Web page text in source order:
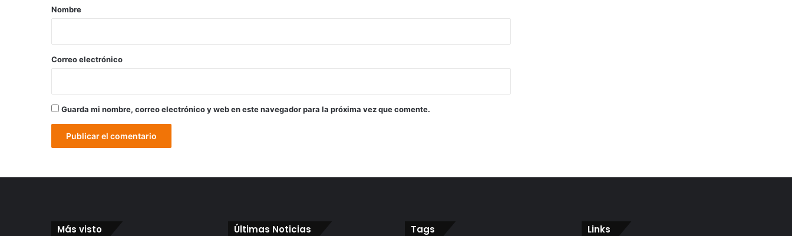
r
*
Nombre
Correo electrónico
Guarda mi nombre, correo electrónico y web en este navegador para la próxima vez que comente.
Más visto Últimas Noticias Tags Links